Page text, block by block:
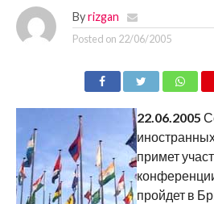
By rizgan
Posted on 22/06/2005
22.06.2005
примет
пройдет в